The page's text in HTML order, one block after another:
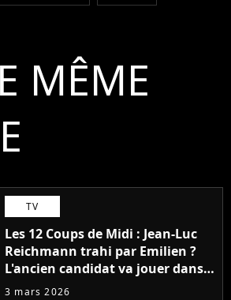
MÊME
TV
Les 12 Coups de Midi : Jean-Luc
Reichmann trahi par Emilien ?
L'ancien candidat va jouer dans
un nouveau jeu télé sur France 2
3 mars 2026